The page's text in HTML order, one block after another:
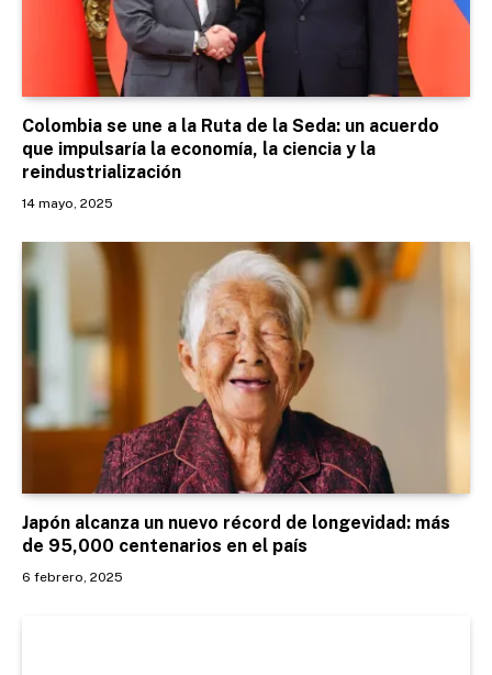
Colombia se une a la Ruta de la Seda: un acuerdo
que impulsaría la economía, la ciencia y la
reindustrialización
14 mayo, 2025
Japón alcanza un nuevo récord de longevidad: más
de 95,000 centenarios en el país
6 febrero, 2025